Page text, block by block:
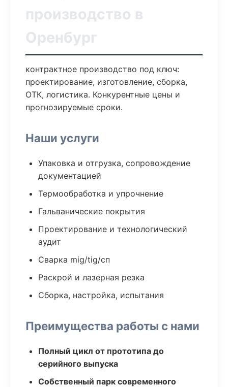
производство в
Оренбург
контрактное производство под ключ:
проектирование, изготовление, сборка,
ОТК, логистика. Конкурентные цены и
прогнозируемые сроки.
Наши услуги
Упаковка и отгрузка, сопровождение
документацией
Термообработка и упрочнение
Гальванические покрытия
Проектирование и технологический
аудит
Сварка mig/tig/сп
Раскрой и лазерная резка
Сборка, настройка, испытания
Преимущества работы с нами
Полный цикл от прототипа до
серийного выпуска
Собственный парк современного